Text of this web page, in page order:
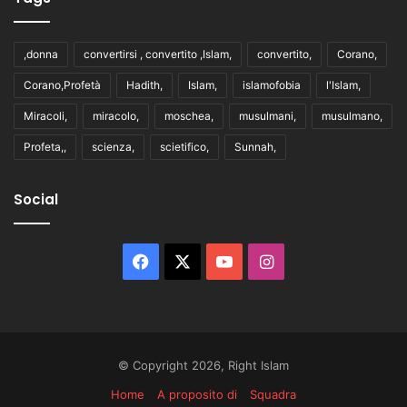
,donna convertirsi , convertito ,Islam, convertito, Corano,
Corano,Profetà Hadith, Islam, islamofobia l'Islam,
Miracoli, miracolo, moschea, musulmani, musulmano,
Profeta,, scienza, scietifico, Sunnah,
Social
Facebook
You Instagram
© Copyright 2026, Right Islam
Home
A proposito di Squadra